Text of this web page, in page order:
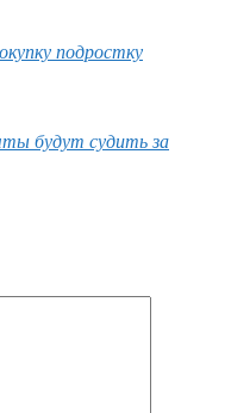
подростку
будут судить за